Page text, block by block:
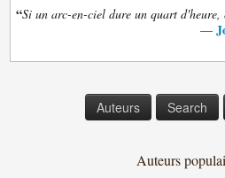
“Si un arc-en-ciel dure un quart d'heure,
—
Auteurs Search
Auteurs